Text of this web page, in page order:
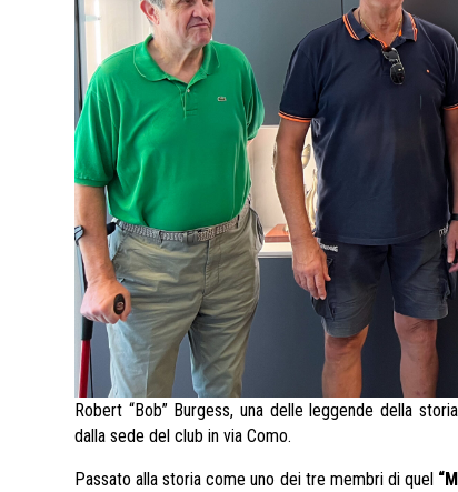
Robert “Bob” Burgess, una delle leggende della
dalla sede del club in via Como.
Passato alla storia come uno dei tre membri di quel